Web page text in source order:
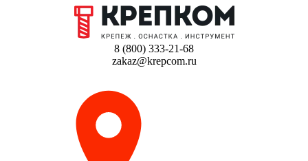
8 (800) 333-21-68
zakaz@krepcom.ru